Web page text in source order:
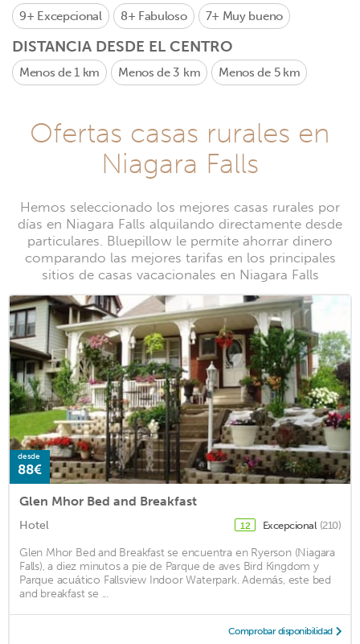
9+ Excepcional 8+ Fabuloso 7+ Muy bueno
DISTANCIA DESDE EL CENTRO
Menos de 1 km Menos de 3 km Menos de 5 km
Ofertas casas rurales en
Niagara Falls
Hemos seleccionado los mejores casas rurales por
días en Niagara Falls alquilando directamente desde
particulares. Bluepillow le permite ahorrar dinero
comparando las mejores tarifas en los principales
sitios de casas vacacionales en Niagara Falls
desde
88€
Glen Mhor Bed and Breakfast
Hotel 12 Excepcional (210)
Glen Mhor Bed and Breakfast se encuentra en Ryerson (Niagara
Falls), a diez minutos a pie de Parque de aves Bird Kingdom y
Parque acuático Fallsview Indoor Waterpark. Además, este bed
and breakfast se ...
Comprobar disponibilidad